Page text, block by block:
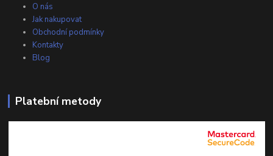
O nás
Jak nakupovat
Obchodní podmínky
Kontakty
Blog
Platební metody